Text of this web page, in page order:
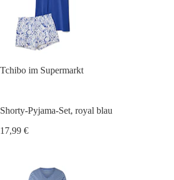
Tchibo im Supermarkt
Shorty-Pyjama-Set, royal blau
17,99 €